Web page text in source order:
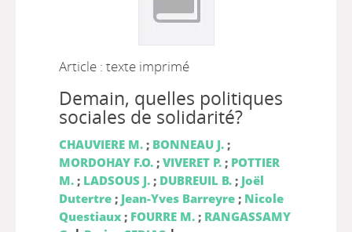
Article : texte imprimé
Demain, quelles politiques
sociales de solidarité?
CHAUVIERE M.; BONNEAU J.;
MORDOHAY F.O.; VIVERET P.; POTTIER
M.; LADSOUS J.; DUBREUIL B.; Joël
Dutertre; Jean-Yves Barreyre; Nicole
Questiaux; FOURRE M.; RANGASSAMY